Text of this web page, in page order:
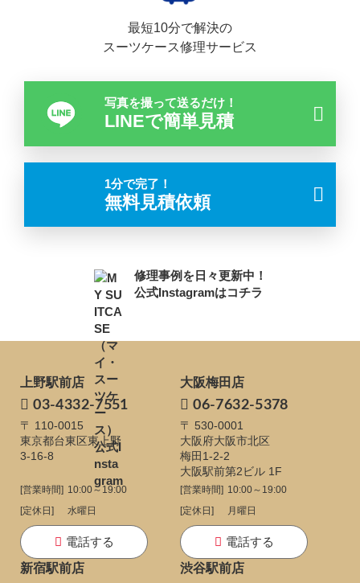
最短10分で解決の
スーツケース修理サービス
写真を撮って送るだけ！
LINEで簡単見積
1分で完了！
無料見積依頼
修理事例を日々更新中！
公式Instagramはコチラ
上野駅前店
03-4332-7551
〒 110-0015
東京都台東区東上野
3-16-8
[営業時間] 10:00～19:00
[定休日]
水曜日
電話する
大阪梅田店
06-7632-5378
〒 530-0001
大阪府大阪市北区
梅田1-2-2
大阪駅前第2ビル 1F
[営業時間] 10:00～19:00
[定休日]
月曜日
電話する
新宿駅前店
渋谷駅前店